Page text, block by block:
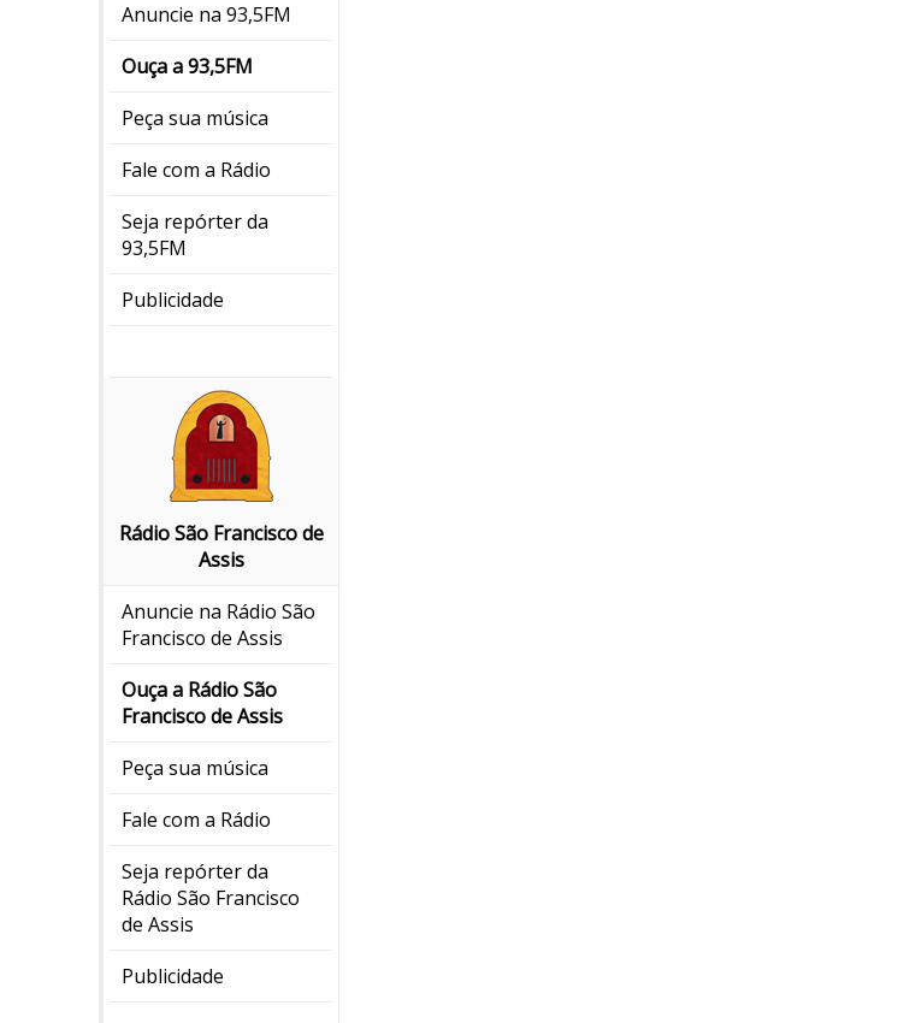
Anuncie na 93,5FM
Ouça a 93,5FM
Peça sua música
Fale com a Rádio
Seja repórter da
93,5FM
Publicidade
Rádio São Francisco de
Assis
Anuncie na Rádio São
Francisco de Assis
Ouça a Rádio São
Francisco de Assis
Peça sua música
Fale com a Rádio
Seja repórter da
Rádio São Francisco
de Assis
Publicidade